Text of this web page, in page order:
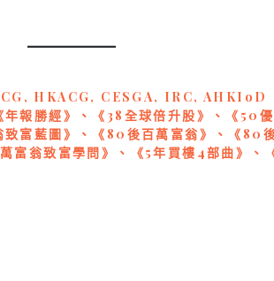
HKACG, CESGA, IRC, AHKIoD
報勝經》、《38全球倍升股》、《50
富藍圖》、《80後百萬富翁》、《80
富翁致富學問》、《5年買樓4部曲》、